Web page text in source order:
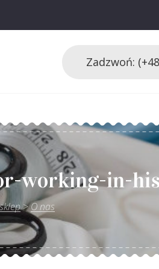
sklep Zadzwoń:
working-in-
>O nas